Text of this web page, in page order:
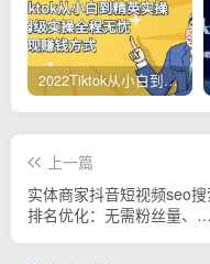
2022Tiktok从小白到精英实操，0-1保姆级实操全程无忧，多种变现赚钱方式
上一篇
实体商家抖音短视频seo搜
排名优化：无需粉丝量、无